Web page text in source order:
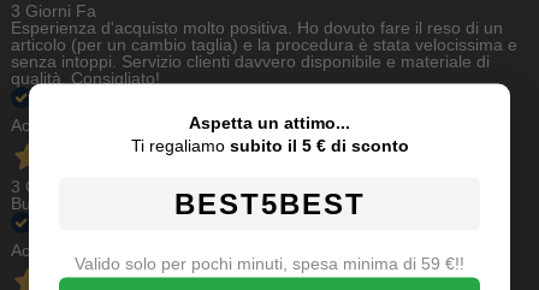
Aspetta un attimo...
Ti regaliamo subito il 5 € di sconto
BEST5BEST
Valido solo per pochi minuti, spesa minima di 59 €!!
3 Giorni Fa
Esperienza d'acquisto molto positiva. Ho dovuto fare il reso di un
articolo (per un cambio taglia) e la procedura è stata velocissima e
senza intoppi. Servizio clienti davvero disponibile e materiale di
qualità. Consigliato!
Acquirente verificato
3 Giorni Fa
Buon servizio
Acquirente verificato